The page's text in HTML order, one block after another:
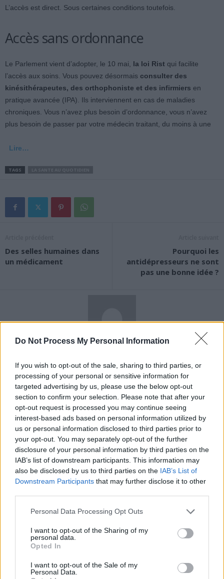
Do Not Process My Personal Information
If you wish to opt-out of the sale, sharing to third parties, or
processing of your personal or sensitive information for
targeted advertising by us, please use the below opt-out
section to confirm your selection. Please note that after your
opt-out request is processed you may continue seeing
interest-based ads based on personal information utilized by
us or personal information disclosed to third parties prior to
your opt-out. You may separately opt-out of the further
disclosure of your personal information by third parties on the
IAB’s list of downstream participants. This information may
also be disclosed by us to third parties on the IAB’s List of
Downstream Participants that may further disclose it to other
Personal Data Processing Opt Outs
I want to opt-out of the Sharing of my
personal data.
Opted In
I want to opt-out of the Sale of my
Personal Data.
L’accès est direct. Sous certaines conditions toutefois.
Accès sans ordonnance
Le Parlement vient d’adopter, le 10 mai, la loi Rist qui facilite
l’accès aux soins. Vous pouvez désormais consulter des
kinésithérapeutes, des orthophoniste et des infirmiers en
pratique avancée (IPA). Ils interviennent en cas de maladies
chroniques. Vous n’avez plus besoin d’ordonnance, vous n’avez
plus besoin de passer par votre médecin traitant, du moins à une
Lire…
TAGS
Des selles humaines dans
un médicament
Pourquoi les
antidépresseurs ne sont
pas une bonne idée ?
https://news-sante.fr
ARTICLES CONNEXES PLUS DE L'AUTEUR
Santé
Canicule : les conseils
essentiels des
cardiologues pour
éviter le danger
Éclipse du 12 août :
attention à la pénurie de
lunettes de sécurité
Santé
Un chewing-gum
révolutionnaire pour
combattre le cancer
buccal
Populaires
Médicament retiré en urgence pour risques graves et données falsifiées